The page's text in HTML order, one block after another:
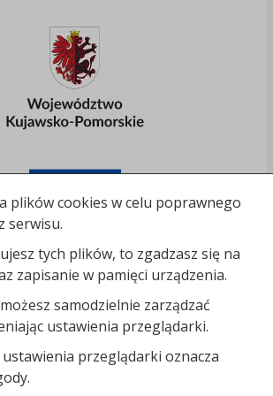
Systemu Regionalnego
Informacji Publicznej
plików cookies w celu poprawnego
serwisu.
tych plików, to zgadzasz się na
zapisanie w pamięci urządzenia.
samodzielnie zarządzać
ustawienia przeglądarki.
przeglądarki oznacza